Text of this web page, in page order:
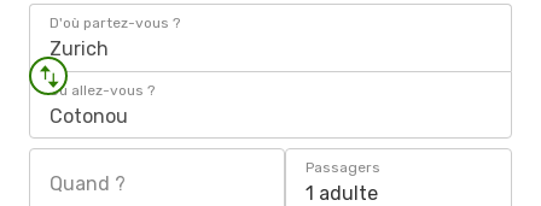
D'où partez-vous ?
Zurich
Où allez-vous ?
Cotonou
Quand ?
Passagers
1 adulte